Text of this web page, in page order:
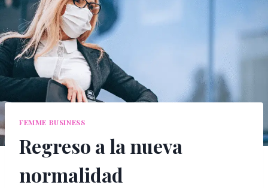
FEMME BUSINESS
Regreso a la nueva
normalidad